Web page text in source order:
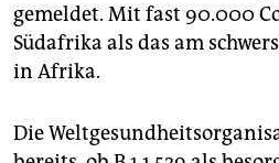
gemeldet. Mit fast 90.000
Südafrika als das am
in Afrika.
Die